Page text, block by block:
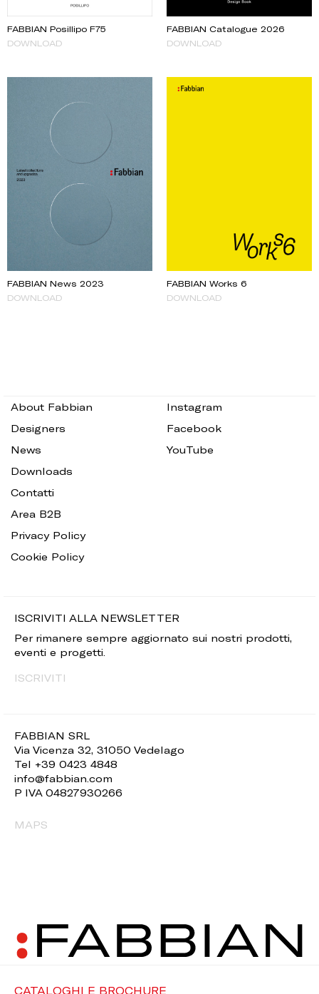
CATALOGHI E BROCHURE
FABBIAN Posillipo F75
DOWNLOAD
FABBIAN Catalogue 2026
DOWNLOAD
FABBIAN News 2023
DOWNLOAD
FABBIAN Works 6
DOWNLOAD
FABBIAN SRL
Via Vicenza 32, 31050 Vedelago
Tel +39 0423 4848
info@fabbian.com
P IVA 04827930266
MAPS
About Fabbian
Designers
News
Downloads
Contatti
Area B2B
Privacy Policy
Cookie Policy
Instagram
Facebook
YouTube
ISCRIVITI ALLA NEWSLETTER
Per rimanere sempre aggiornato sui nostri prodotti,
eventi e progetti.
ISCRIVITI